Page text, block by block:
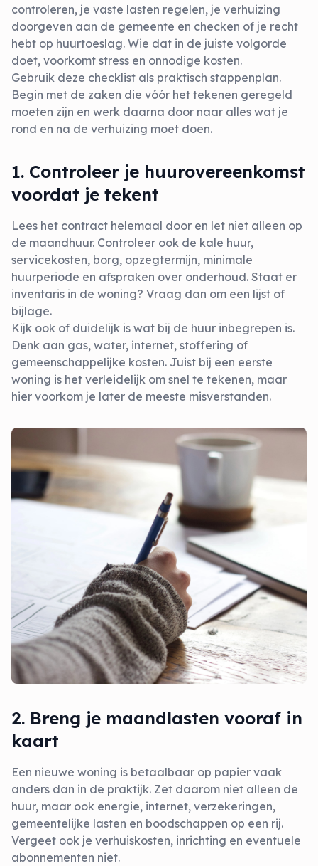
controleren, je vaste lasten regelen, je verhuizing
doorgeven aan de gemeente en checken of je recht
hebt op huurtoeslag. Wie dat in de juiste volgorde
doet, voorkomt stress en onnodige kosten.
Gebruik deze checklist als praktisch stappenplan.
Begin met de zaken die vóór het tekenen geregeld
moeten zijn en werk daarna door naar alles wat je
rond en na de verhuizing moet doen.
1. Controleer je huurovereenkomst
voordat je tekent
Lees het contract helemaal door en let niet alleen op
de maandhuur. Controleer ook de kale huur,
servicekosten, borg, opzegtermijn, minimale
huurperiode en afspraken over onderhoud. Staat er
inventaris in de woning? Vraag dan om een lijst of
bijlage.
Kijk ook of duidelijk is wat bij de huur inbegrepen is.
Denk aan gas, water, internet, stoffering of
gemeenschappelijke kosten. Juist bij een eerste
woning is het verleidelijk om snel te tekenen, maar
hier voorkom je later de meeste misverstanden.
2. Breng je maandlasten vooraf in
kaart
Een nieuwe woning is betaalbaar op papier vaak
anders dan in de praktijk. Zet daarom niet alleen de
huur, maar ook energie, internet, verzekeringen,
gemeentelijke lasten en boodschappen op een rij.
Vergeet ook je verhuiskosten, inrichting en eventuele
abonnementen niet.